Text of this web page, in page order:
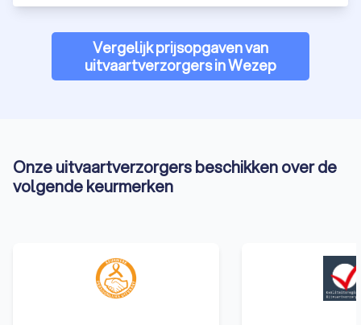
Vergelijk prijsopgaven van
uitvaartverzorgers in Wezep
Onze uitvaartverzorgers beschikken over de
volgende keurmerken